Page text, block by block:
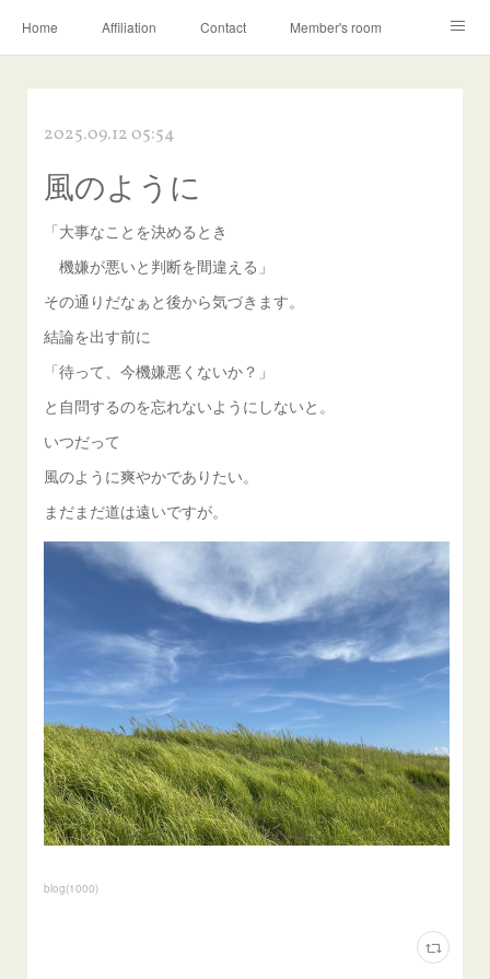
Home Affiliation Contact Member's room
2025.09.12 05:54
風のように
「大事なことを決めるとき
機嫌が悪いと判断を間違える」
その通りだなぁと後から気づきます。
結論を出す前に
「待って、今機嫌悪くないか？」
と自問するのを忘れないようにしないと。
いつだって
風のように爽やかでありたい。
まだまだ道は遠いですが。
blog(1000)